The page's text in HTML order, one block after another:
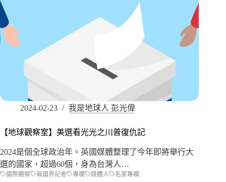
2024-02-23 我是地球人 彭光偉
【地球觀察室】美選看光光之川普復仇記
2024是個全球政治年。英國媒體整理了今年即將舉行大
選的國家，超過60個，身為台灣人…
國際觀察 無國界記者 專欄 媒體人 名家專欄